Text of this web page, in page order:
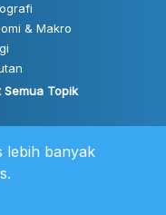
& Makro
Semua Topik
lebih banyak